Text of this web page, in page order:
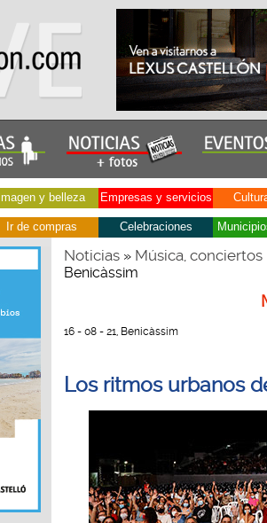
Imagen y belleza Empresas y servicios
Ir de compras Celebraciones
Noticias» Música, conciertos
Benicàssim
16 - 08 - 21, Benicàssim
Los ritmos urbanos